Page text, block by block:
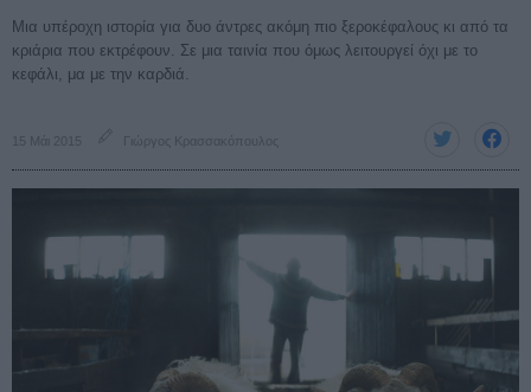
Μια υπέροχη ιστορία για δυο άντρες ακόμη πιο ξεροκέφαλους κι από τα
κριάρια που εκτρέφουν. Σε μια ταινία που όμως λειτουργεί όχι με το
κεφάλι, μα με την καρδιά.
15 Μάι 2015 Γιώργος Κρασσακόπουλος